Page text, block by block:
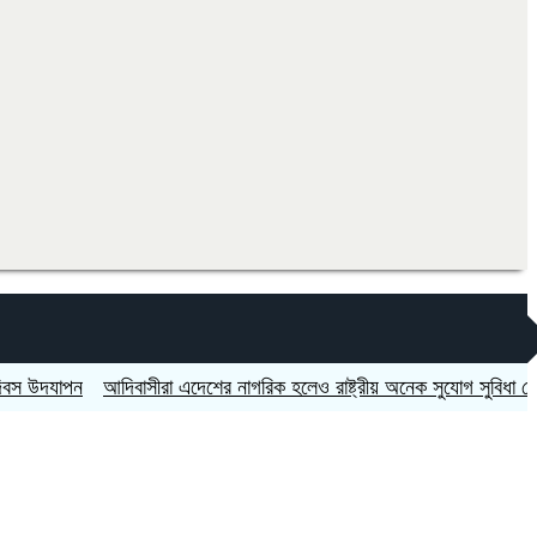
আদিবাসীরা এদেশের নাগরিক হলেও রাষ্ট্রীয় অনেক সুযোগ সুবিধা থেকে